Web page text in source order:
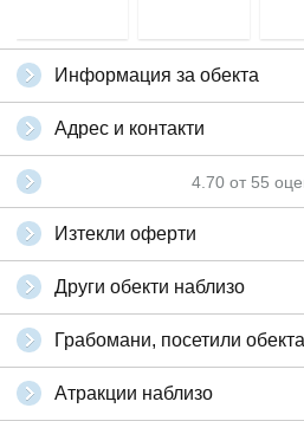
Информация за обекта
Адрес и контакти
4.70 от 55
Изтекли оферти
Други обекти наблизо
Грабомани, посетили обекта
Атракции наблизо